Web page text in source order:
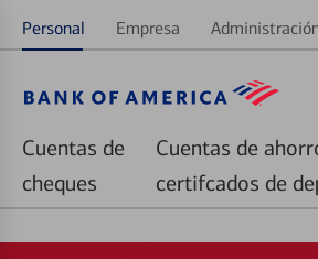
Personal Empresa
Cuentas de
cheques
Cuentas de
certifcados de